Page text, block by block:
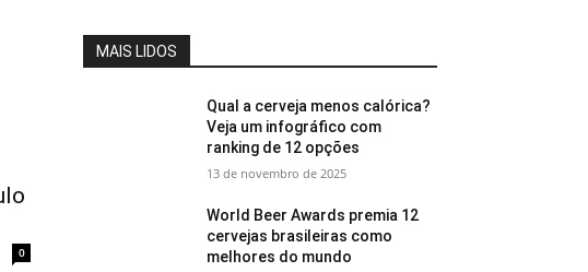
0
MAIS LIDOS
Qual a cerveja menos calórica?
Veja um infográfico com
ranking de 12 opções
13 de novembro de 2025
World Beer Awards premia 12
cervejas brasileiras como
melhores do mundo